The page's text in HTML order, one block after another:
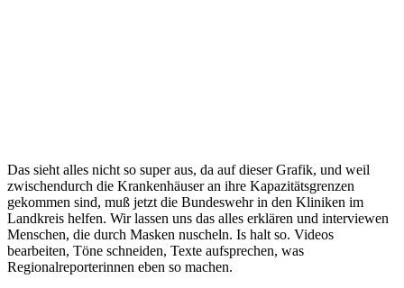
Das sieht alles nicht so super aus, da auf dieser Grafik, und weil
zwischendurch die Krankenhäuser an ihre Kapazitätsgrenzen
gekommen sind, muß jetzt die Bundeswehr in den Kliniken im
Landkreis helfen. Wir lassen uns das alles erklären und interviewen
Menschen, die durch Masken nuscheln. Is halt so. Videos
bearbeiten, Töne schneiden, Texte aufsprechen, was
Regionalreporterinnen eben so machen.